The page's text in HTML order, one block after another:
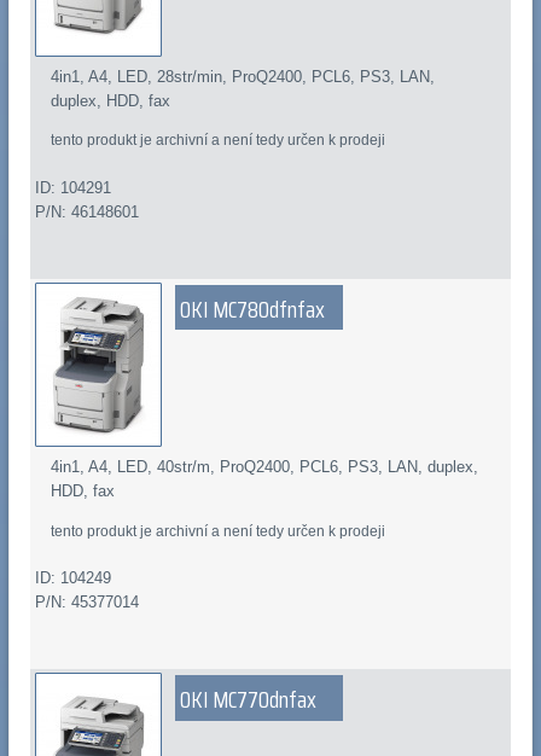
4in1, A4, LED, 28str/min, ProQ2400, PCL6, PS3, LAN,
duplex, HDD, fax
tento produkt je archivní a není tedy určen k prodeji
ID: 104291
P/N: 46148601
OKI MC780dfnfax
4in1, A4, LED, 40str/m, ProQ2400, PCL6, PS3, LAN, duplex,
HDD, fax
tento produkt je archivní a není tedy určen k prodeji
ID: 104249
P/N: 45377014
OKI MC770dnfax